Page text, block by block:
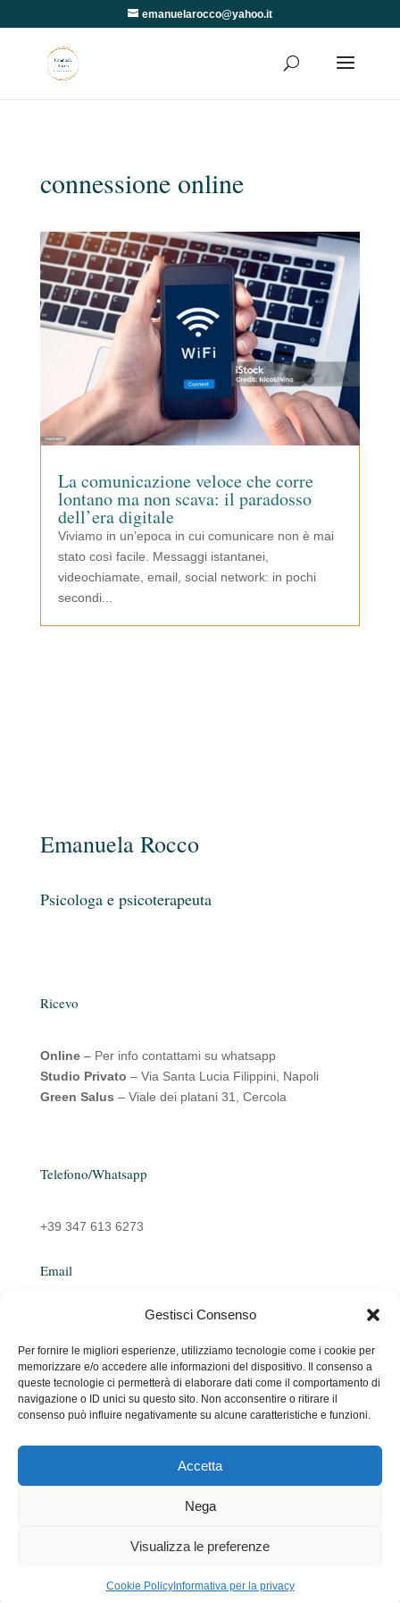
Gestisci Consenso
Per fornire le migliori esperienze, utilizziamo tecnologie come i cookie per
memorizzare e/o accedere alle informazioni del dispositivo. Il consenso a
queste tecnologie ci permetterà di elaborare dati come il comportamento di
navigazione o ID unici su questo sito. Non acconsentire o ritirare il
consenso può influire negativamente su alcune caratteristiche e funzioni.
Accetta
Nega
Visualizza le preferenze
Cookie PolicyInformativa per la privacy
emanuelarocco@yahoo.it
connessione online
La comunicazione veloce che corre
lontano ma non scava: il paradosso
dell’era digitale
Viviamo in un’epoca in cui comunicare non è mai
stato così facile. Messaggi istantanei,
videochiamate, email, social network: in pochi
secondi...
Emanuela Rocco
Psicologa e psicoterapeuta
Ricevo
Online– Per info contattami su whatsapp
Studio Privato – Via Santa Lucia Filippini, Napoli
Green Salus – Viale dei platani 31, Cercola
Telefono/Whatsapp
+39 347 613 6273
Email
emanuelarocco@yahoo.it